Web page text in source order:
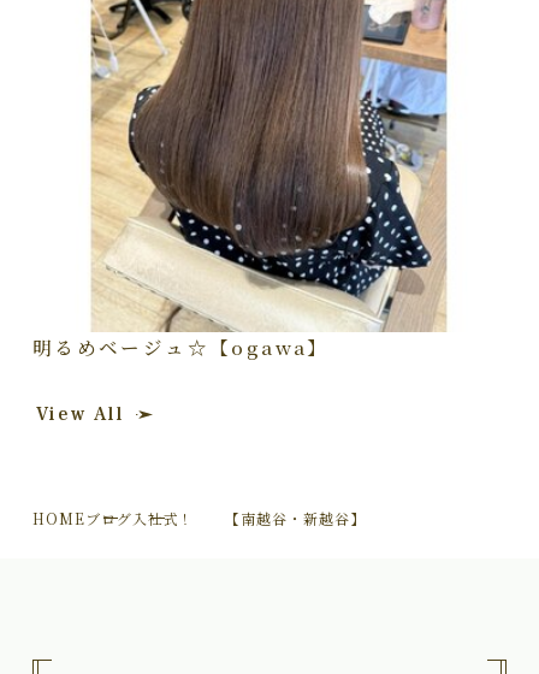
明るめベージュ☆【ogawa】
View All
HOMEブログ入社式！ 【南越谷・新越谷】